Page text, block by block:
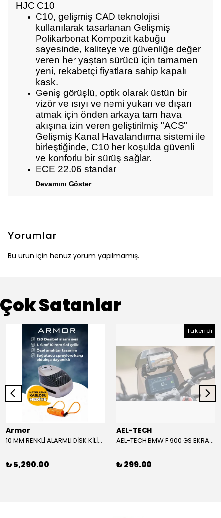
HJC C10
C10, gelişmiş CAD teknolojisi
kullanılarak tasarlanan Gelişmiş
Polikarbonat Kompozit kabuğu
sayesinde, kaliteye ve güvenliğe değer
veren her yaştan sürücü için tamamen
yeni, rekabetçi fiyatlara sahip kapalı
kask.
Geniş görüşlü, optik olarak üstün bir
vizör ve ısıyı ve nemi yukarı ve dışarı
atmak için önden arkaya tam hava
akışına izin veren geliştirilmiş "ACS"
Gelişmiş Kanal Havalandırma sistemi ile
birleştiğinde, C10 her koşulda güvenli
ve konforlu bir sürüş sağlar.
ECE 22.06 standar
Devamını Göster
Yorumlar
Bu ürün için henüz yorum yapılmamış.
Çok Satanlar
Armor
10 MM RENKLİ ALARMLI DİSK KİLİDİ YENİ VERSİYON
₺ 5,290.00
Tükendi
AEL-TECH
AEL-TECH BMW F 900 GS EKRAN/GÖSTERGE KORUYUCU 2024-2025
₺ 299.00